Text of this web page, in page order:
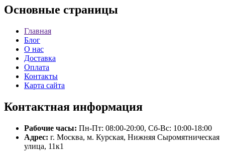
Основные страницы
Главная
Блог
О нас
Доставка
Оплата
Контакты
Карта сайта
Контактная информация
Рабочие часы: Пн-Пт: 08:00-20:00, Сб-Вс: 10:00-18:00
Адрес: г. Москва, м. Курская, Нижняя Сыромятническая
улица, 11к1